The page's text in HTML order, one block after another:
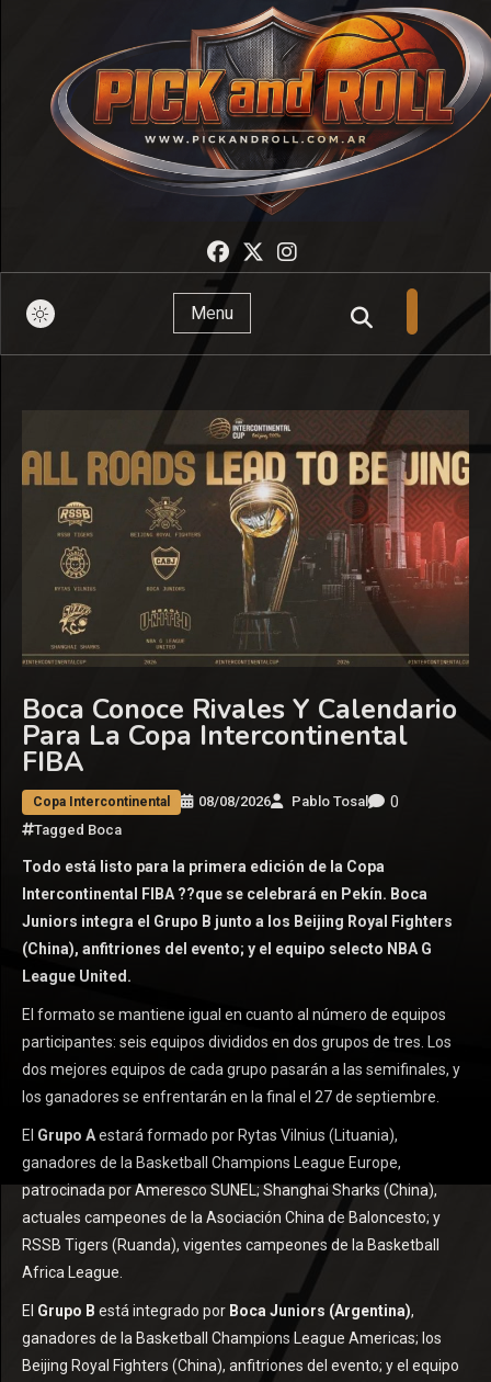
Pick And Roll
Menu
Boca Conoce Rivales Y Calendario
Para La Copa Intercontinental
FIBA
Copa Intercontinental 08/08/2026 Pablo Tosal 0
Tagged Boca
Todo está listo para la primera edición de la Copa
Intercontinental FIBA ??que se celebrará en Pekín. Boca
Juniors integra el Grupo B junto a los Beijing Royal Fighters
(China), anfitriones del evento; y el equipo selecto NBA G
League United.
El formato se mantiene igual en cuanto al número de equipos
participantes: seis equipos divididos en dos grupos de tres. Los
dos mejores equipos de cada grupo pasarán a las semifinales, y
los ganadores se enfrentarán en la final el 27 de septiembre.
El Grupo Aestará formado por Rytas Vilnius (Lituania),
ganadores de la Basketball Champions League Europe,
patrocinada por Ameresco SUNEL; Shanghai Sharks (China),
actuales campeones de la Asociación China de Baloncesto; y
RSSB Tigers (Ruanda), vigentes campeones de la Basketball
Africa League.
El Grupo B está integrado por Boca Juniors (Argentina),
ganadores de la Basketball Champions League Americas; los
Beijing Royal Fighters (China), anfitriones del evento; y el equipo